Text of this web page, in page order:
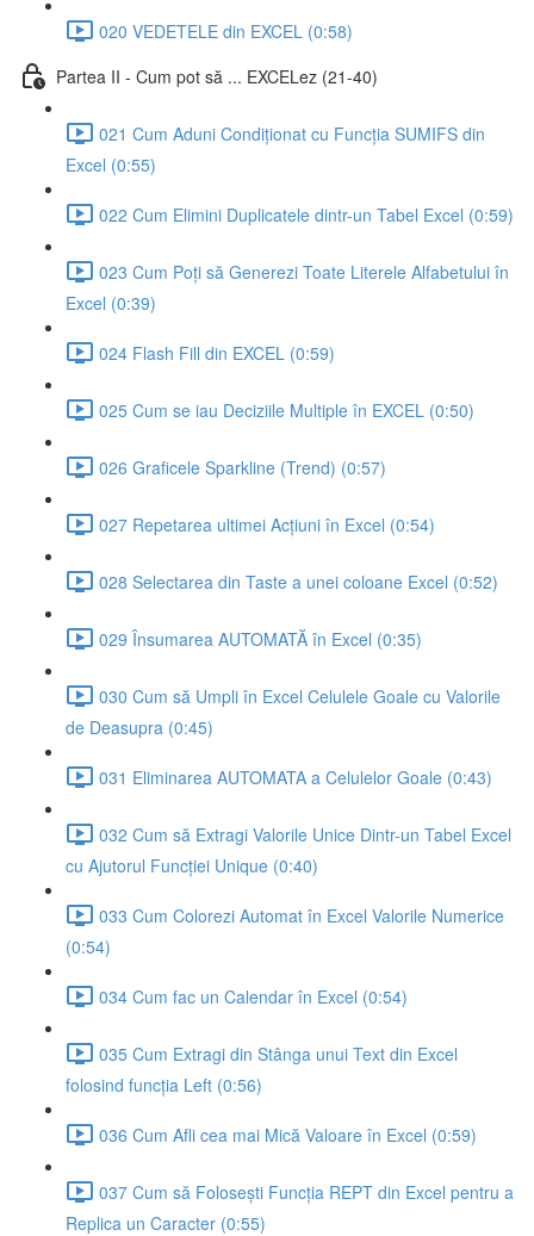
020 VEDETELE din EXCEL (0:58)
Partea II - Cum pot să ... EXCELez (21-40)
021 Cum Aduni Condiționat cu Funcția SUMIFS din
Excel (0:55)
022 Cum Elimini Duplicatele dintr-un Tabel Excel (0:59)
023 Cum Poți să Generezi Toate Literele Alfabetului în
Excel (0:39)
024 Flash Fill din EXCEL (0:59)
025 Cum se iau Deciziile Multiple în EXCEL (0:50)
026 Graficele Sparkline (Trend) (0:57)
027 Repetarea ultimei Acțiuni în Excel (0:54)
028 Selectarea din Taste a unei coloane Excel (0:52)
029 Însumarea AUTOMATĂ în Excel (0:35)
030 Cum să Umpli în Excel Celulele Goale cu Valorile
de Deasupra (0:45)
031 Eliminarea AUTOMATA a Celulelor Goale (0:43)
032 Cum să Extragi Valorile Unice Dintr-un Tabel Excel
cu Ajutorul Funcției Unique (0:40)
033 Cum Colorezi Automat în Excel Valorile Numerice
(0:54)
034 Cum fac un Calendar în Excel (0:54)
035 Cum Extragi din Stânga unui Text din Excel
folosind funcția Left (0:56)
036 Cum Afli cea mai Mică Valoare în Excel (0:59)
037 Cum să Folosești Funcția REPT din Excel pentru a
Replica un Caracter (0:55)